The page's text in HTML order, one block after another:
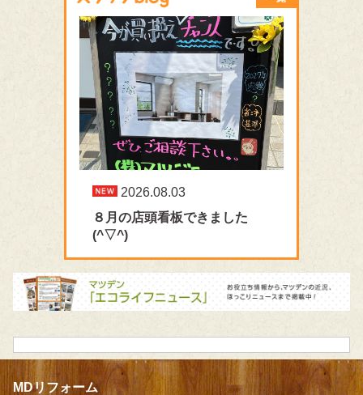
2026.08.03
８月の店頭看板できました
(^▽^)
MDリフォーム